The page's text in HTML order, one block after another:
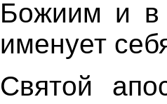
Божиим и в
именует
Святой